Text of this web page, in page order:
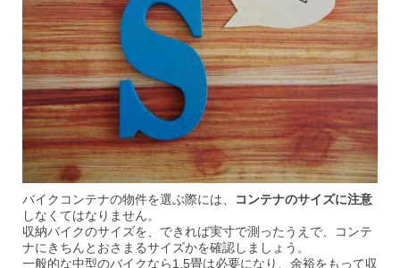
バイクコンテナの物件を選ぶ際には、
コンテナのサイズに注意
しなくてはなりません。
収納バイクのサイズを、できれば実寸で測ったうえで、コンテ
ナにきちんとおさまるサイズかを確認しましょう。
一般的な中型のバイクなら1.5畳は必要になり、余裕をもって収